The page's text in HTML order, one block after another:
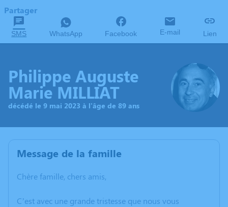
Partager
SMS WhatsApp Facebook E-mail Lien
Philippe Auguste
Marie MILLIAT
décédé le 9 mai 2023 à l'âge de 89 ans
Message de la famille
Chère famille, chers amis,
C’est avec une grande tristesse que nous vous